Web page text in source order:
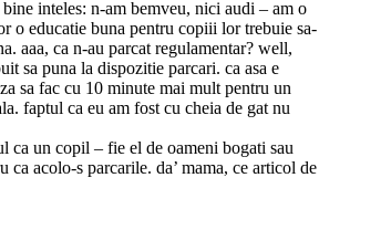
inteles: n-am bemveu, nici audi – am o
o educatie buna pentru copiii lor trebuie sa-
aaa, ca n-au parcat regulamentar? well,
sa puna la dispozitie parcari. ca asa e
sa fac cu 10 minute mai mult pentru un
faptul ca eu am fost cu cheia de gat nu
ca un copil – fie el de oameni bogati sau
acolo-s parcarile. da’ mama, ce articol de